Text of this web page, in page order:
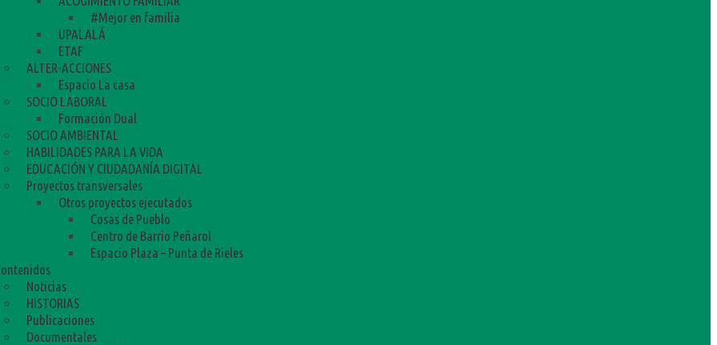
#Mejor en familia
UPALALÁ
ETAF
ALTER-ACCIONES
Espacio La casa
SOCIO LABORAL
Formación Dual
SOCIO AMBIENTAL
HABILIDADES PARA LA VIDA
EDUCACIÓN Y CIUDADANÍA DIGITAL
Proyectos transversales
Otros proyectos ejecutados
Cosas de Pueblo
Centro de Barrio Peñarol
Espacio Plaza – Punta de Rieles
Noticias
HISTORIAS
Publicaciones
Documentales